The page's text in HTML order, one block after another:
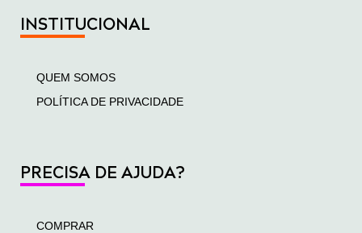
INSTITUCIONAL
QUEM SOMOS
POLÍTICA DE PRIVACIDADE
PRECISA DE AJUDA?
COMPRAR